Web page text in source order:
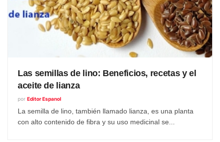
Las semillas de lino: Beneficios, recetas y el
aceite de lianza
por Editor Espanol
La semilla de lino, también llamado lianza, es una planta
con alto contenido de fibra y su uso medicinal se...